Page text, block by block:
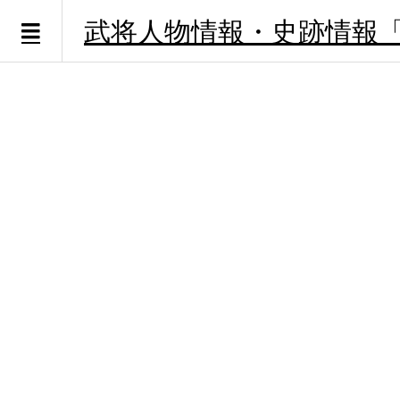
武将人物情報・史跡情報